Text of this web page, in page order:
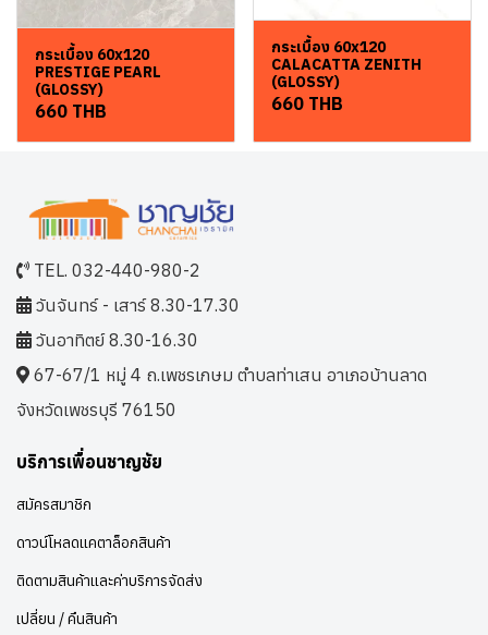
กระเบื้อง 60x120
PRESTIGE PEARL
(GLOSSY)
660 THB
กระเบื้อง 60x120
CALACATTA ZENITH
(GLOSSY)
660 THB
TEL. 032-440-980-2
วันจันทร์ - เสาร์ 8.30-17.30
วันอาทิตย์ 8.30-16.30
67-67/1 หมู่ 4 ถ.เพชรเกษม ตำบลท่าเสน อาเภอบ้านลาด
จังหวัดเพชรบุรี 76150
บริการเพื่อนชาญชัย
สมัครสมาชิก
ดาวน์โหลดแคตาล็อกสินค้า
ติดตามสินค้าและค่าบริการจัดส่ง
เปลี่ยน / คืนสินค้า